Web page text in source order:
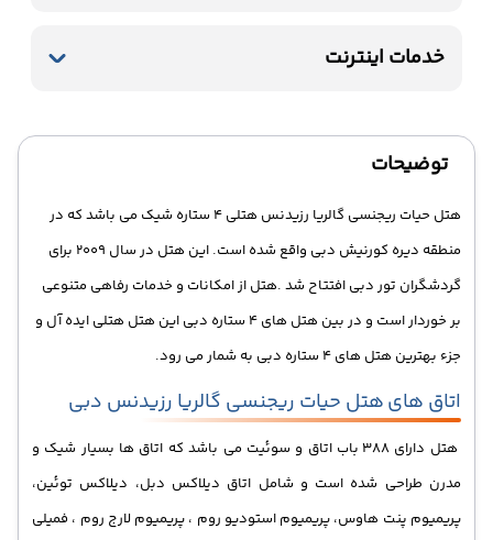
خدمات اینترنت
توضیحات
هتل حیات ریجنسی گالریا رزیدنس هتلی 4 ستاره شیک می باشد که در
منطقه دیره کورنیش دبی واقع شده است. این هتل در سال 2009 برای
گردشگران تور دبی افتتاح شد .هتل از امکانات و خدمات رفاهی متنوعی
بر خوردار است و در بین هتل های 4 ستاره دبی این هتل هتلی ایده آل و
جزء بهترین هتل های 4 ستاره دبی به شمار می رود.
اتاق های هتل حیات ریجنسی گالریا رزیدنس دبی
هتل دارای 388 باب اتاق و سوئیت می باشد که اتاق ها بسیار شیک و
مدرن طراحی شده است و شامل اتاق دیلاکس دبل، دیلاکس توئین،
پریمیوم پنت هاوس، پریمیوم استودیو روم ، پریمیوم لارج روم ، فمیلی